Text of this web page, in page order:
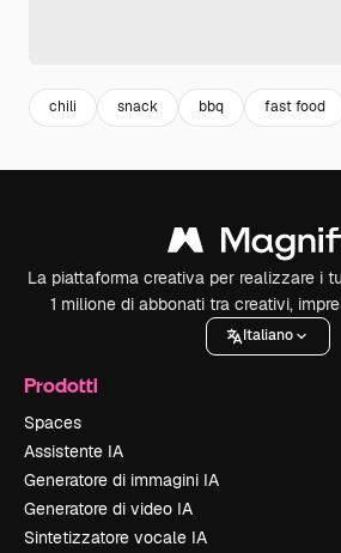
chili snack bbq fast food
La piattaforma creativa per realizzare i
1 milione di abbonati tra creativi,
Italiano
Prodotti
Spaces
Assistente IA
Generatore di immagini IA
Generatore di video IA
Sintetizzatore vocale IA